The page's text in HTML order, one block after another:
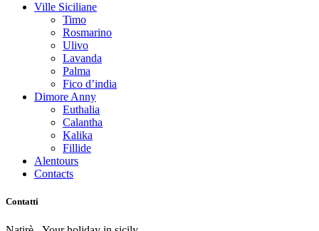
Ville Siciliane
Timo
Rosmarino
Ulivo
Lavanda
Palma
Fico d’india
Dimore Anny
Euthalia
Calantha
Kalika
Fillide
Alentours
Contacts
Contatti